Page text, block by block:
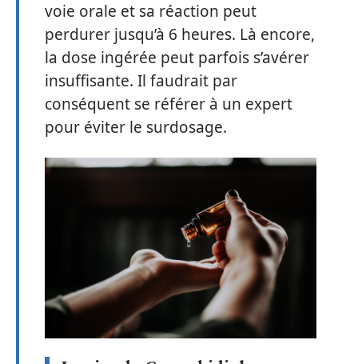
voie orale et sa réaction peut
perdurer jusqu’à 6 heures. Là encore,
la dose ingérée peut parfois s’avérer
insuffisante. Il faudrait par
conséquent se référer à un expert
pour éviter le surdosage.